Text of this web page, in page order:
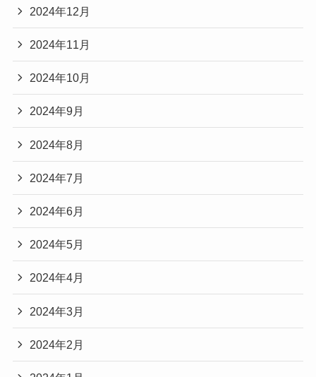
2024年12月
2024年11月
2024年10月
2024年9月
2024年8月
2024年7月
2024年6月
2024年5月
2024年4月
2024年3月
2024年2月